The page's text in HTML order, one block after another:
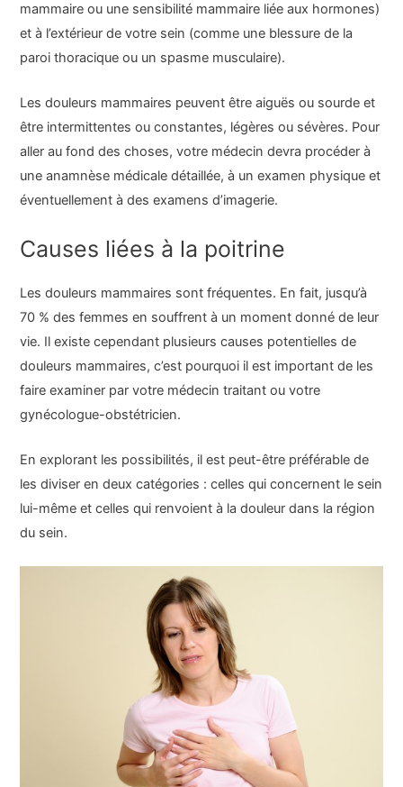
mammaire ou une sensibilité mammaire liée aux hormones)
et à l’extérieur de votre sein (comme une blessure de la
paroi thoracique ou un spasme musculaire).
Les douleurs mammaires peuvent être aiguës ou sourde et
être intermittentes ou constantes, légères ou sévères. Pour
aller au fond des choses, votre médecin devra procéder à
une anamnèse médicale détaillée, à un examen physique et
éventuellement à des examens d’imagerie.
Causes liées à la poitrine
Les douleurs mammaires sont fréquentes. En fait, jusqu’à
70 % des femmes en souffrent à un moment donné de leur
vie. Il existe cependant plusieurs causes potentielles de
douleurs mammaires, c’est pourquoi il est important de les
faire examiner par votre médecin traitant ou votre
gynécologue-obstétricien.
En explorant les possibilités, il est peut-être préférable de
les diviser en deux catégories : celles qui concernent le sein
lui-même et celles qui renvoient à la douleur dans la région
du sein.